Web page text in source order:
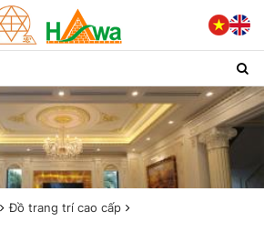
Đồ trang trí cao cấp